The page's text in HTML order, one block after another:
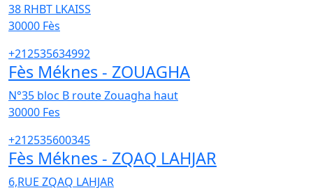
38 RHBT LKAISS
30000 Fès
+212535634992
Fès Méknes - ZOUAGHA
N°35 bloc B route Zouagha haut
30000 Fes
+212535600345
Fès Méknes - ZQAQ LAHJAR
6,RUE ZQAQ LAHJAR